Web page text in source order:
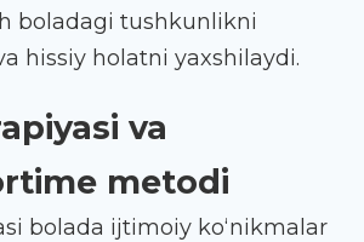
boladagi tushkunlikni
hissiy holatni yaxshilaydi.
va
metodi
bolada ijtimoiy ko‘nikmalar